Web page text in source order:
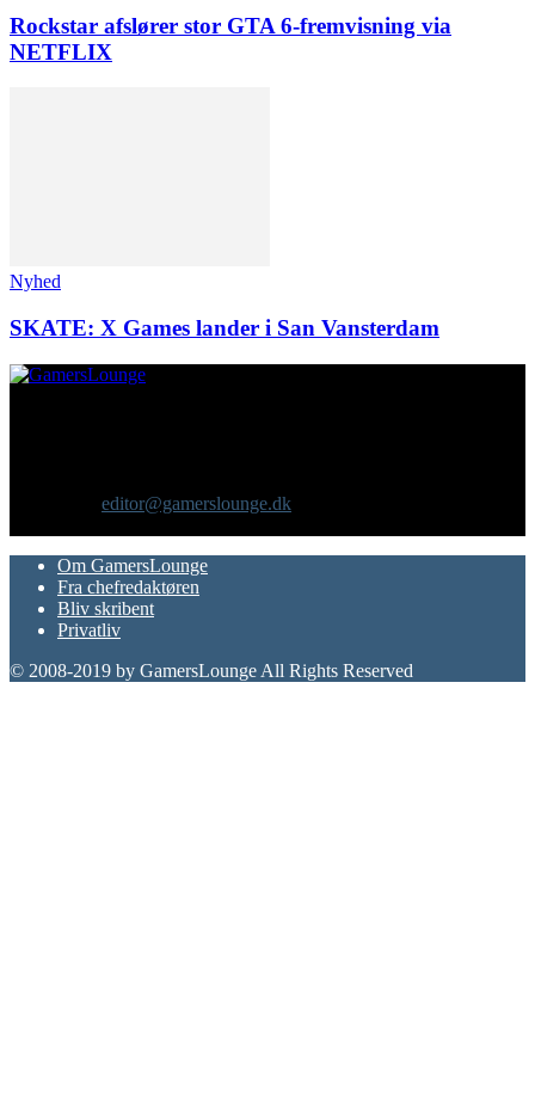
Rockstar afslører stor GTA 6-fremvisning via
NETFLIX
Nyhed
SKATE: X Games lander i San Vansterdam
editor@gamerslounge.dk
Om GamersLounge
Fra chefredaktøren
Bliv skribent
Privatliv
© 2008-2019 by GamersLounge All Rights Reserved